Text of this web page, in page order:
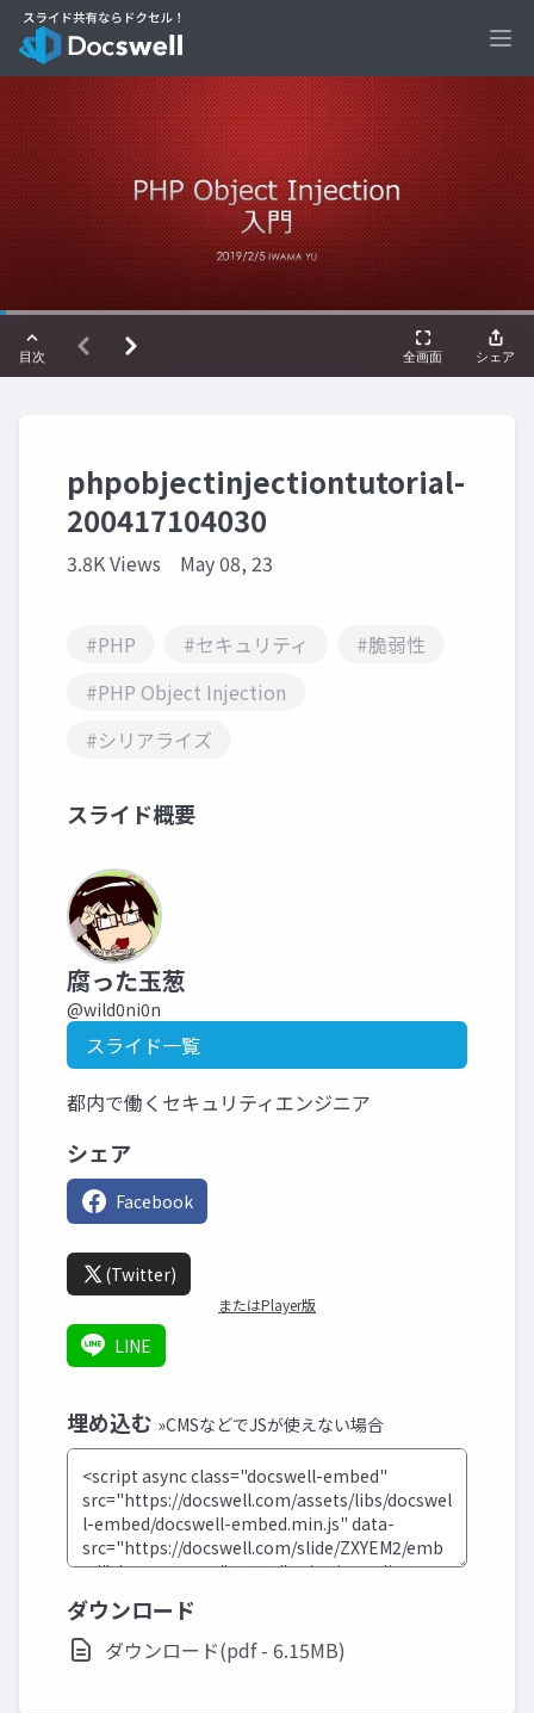
phpobjectinjectiontutorial-
200417104030
3.8K Views May 08, 23
#PHP #セキュリティ
#脆弱性
#PHP Object Injection
#シリアライズ
スライド概要
腐った玉葱
@wild0ni0n
スライド一覧
都内で働くセキュリティエンジニア
シェア
Facebook
(Twitter)
またはPlayer版
LINE
埋め込む »CMSなどでJSが使えない場合
ダウンロード
ダウンロード(pdf - 6.15MB)